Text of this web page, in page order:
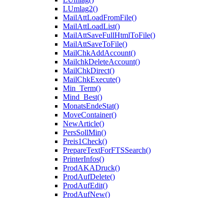
LUmlag2()
MailAttLoadFromFile()
MailAttLoadList()
MailAttSaveFullHtmlToFile()
MailAttSaveToFile()
MailChkAddAccount()
MailchkDeleteAccount()
MailChkDirect()
MailChkExecute()
Min_Term()
Mind_Best()
MonatsEndeStat()
MoveContainer()
NewArticle()
PersSollMin()
Preis1Check()
PrepareTextForFTSSearch()
PrinterInfos()
ProdAKADruck()
ProdAufDelete()
ProdAufEdit()
ProdAufNew()